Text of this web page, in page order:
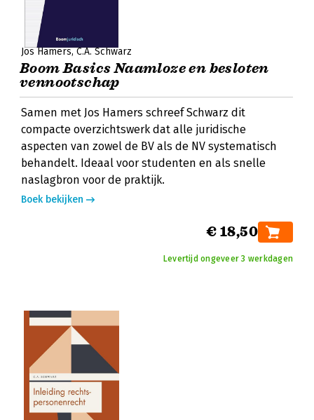
Jos Hamers C.A. Schwarz
Boom Basics Naamloze en besloten
vennootschap
Samen met Jos Hamers schreef Schwarz dit
compacte overzichtswerk dat alle juridische
aspecten van zowel de BV als de NV systematisch
behandelt. Ideaal voor studenten en als snelle
naslagbron voor de praktijk.
Boek bekijken
€ 18,50
Levertijd ongeveer 3 werkdagen